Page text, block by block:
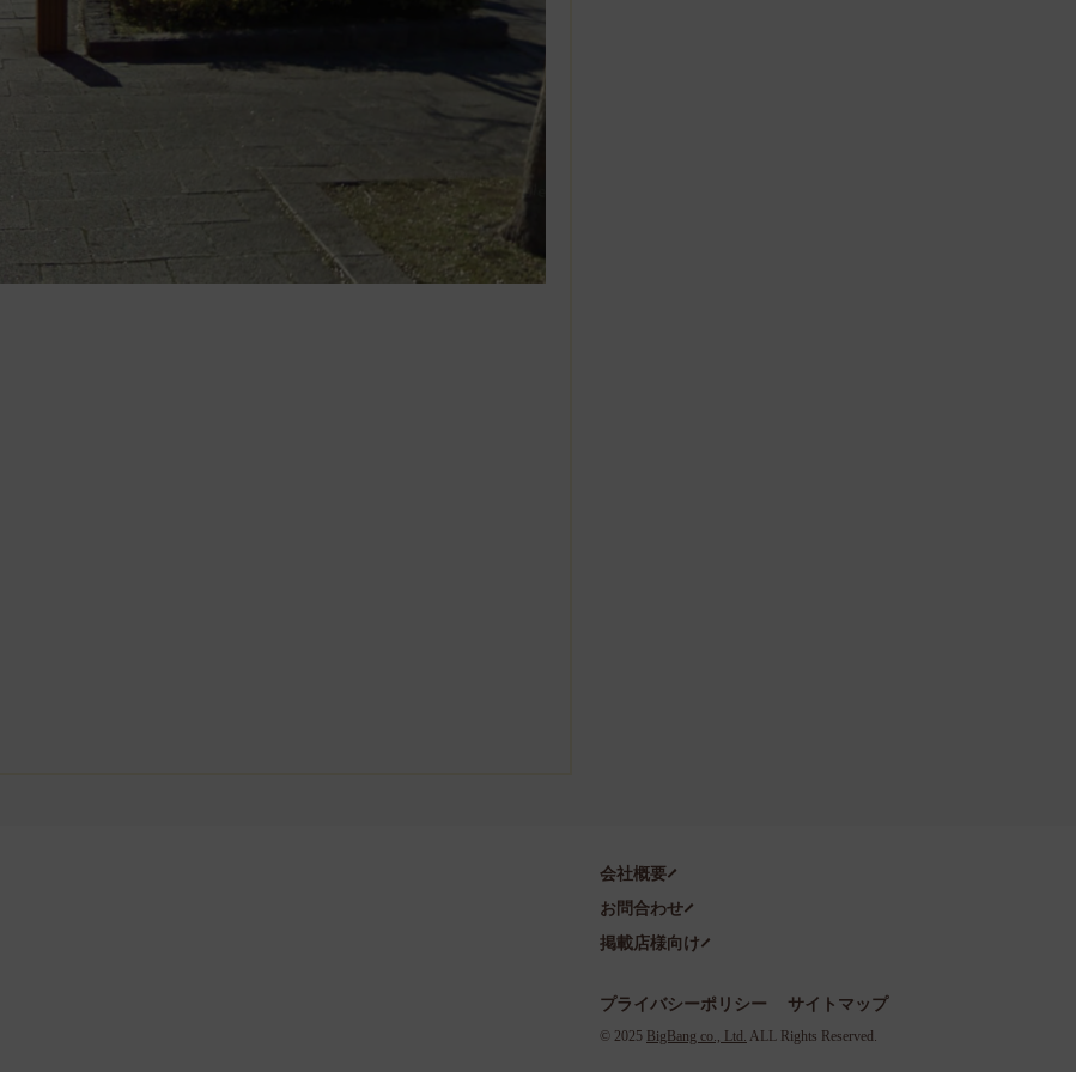
会社概要
お問合わせ
掲載店様向け
プライバシーポリシー サイトマップ
©️ 2025 BigBang co., Ltd. ALL Rights Reserved.